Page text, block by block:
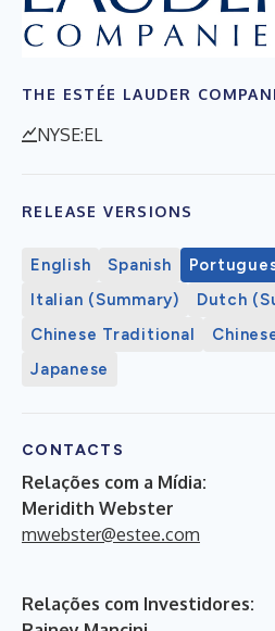
THE ESTÉE LAUDER
NYSE:EL
RELEASE VERSIONS
English Spanish
Italian (Summary)
Dutch
Chinese Traditional
Japanese
CONTACTS
Relações com a Mídia:
Meridith Webster
mwebster@estee.com
Relações com Investidores: